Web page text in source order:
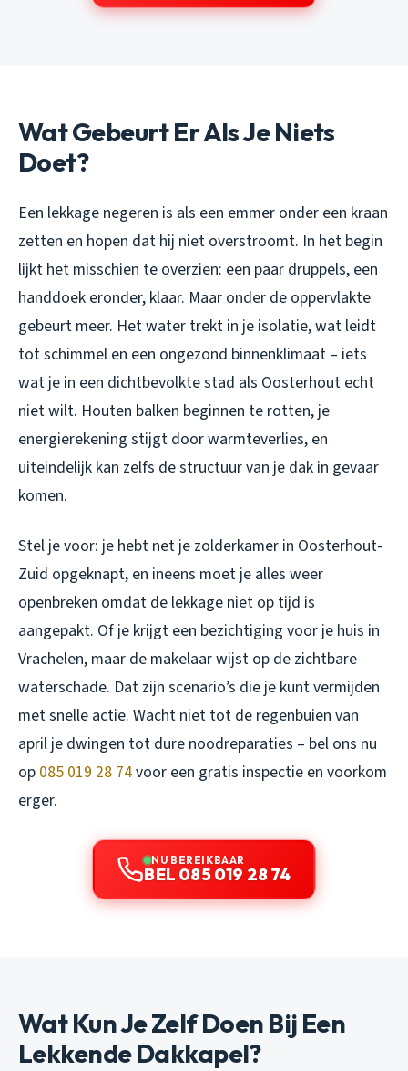
Wat Gebeurt Er Als Je Niets
Doet?
Een lekkage negeren is als een emmer onder een kraan
zetten en hopen dat hij niet overstroomt. In het begin
lijkt het misschien te overzien: een paar druppels, een
handdoek eronder, klaar. Maar onder de oppervlakte
gebeurt meer. Het water trekt in je isolatie, wat leidt
tot schimmel en een ongezond binnenklimaat – iets
wat je in een dichtbevolkte stad als Oosterhout echt
niet wilt. Houten balken beginnen te rotten, je
energierekening stijgt door warmteverlies, en
uiteindelijk kan zelfs de structuur van je dak in gevaar
komen.
Stel je voor: je hebt net je zolderkamer in Oosterhout-
Zuid opgeknapt, en ineens moet je alles weer
openbreken omdat de lekkage niet op tijd is
aangepakt. Of je krijgt een bezichtiging voor je huis in
Vrachelen, maar de makelaar wijst op de zichtbare
waterschade. Dat zijn scenario’s die je kunt vermijden
met snelle actie. Wacht niet tot de regenbuien van
april je dwingen tot dure noodreparaties – bel ons nu
op 085 019 28 74voor een gratis inspectie en voorkom
erger.
NU BEREIKBAAR
BEL 085 019 28 74
Wat Kun Je Zelf Doen Bij Een
Lekkende Dakkapel?